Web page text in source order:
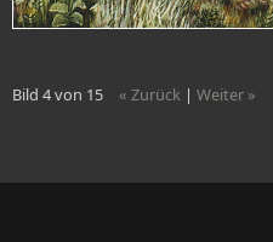
Bild 4 von 15 « Zurück| Weiter »